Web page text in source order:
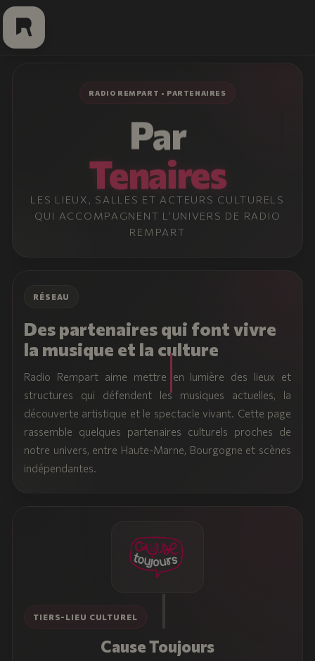
Aller
contenu
RADIO REMPART • PARTENAIRES
Par
Tenaires
LES LIEUX, SALLES ET ACTEURS CULTURELS
QUI ACCOMPAGNENT L’UNIVERS DE RADIO
REMPART
RÉSEAU
Des partenaires qui font vivre
la musique et la culture
Radio Rempart aime mettre en lumière des lieux et
structures qui défendent les musiques actuelles, la
découverte artistique et le spectacle vivant. Cette page
rassemble quelques partenaires culturels proches de
notre univers, entre Haute-Marne, Bourgogne et scènes
indépendantes.
TIERS-LIEU CULTUREL
Cause Toujours